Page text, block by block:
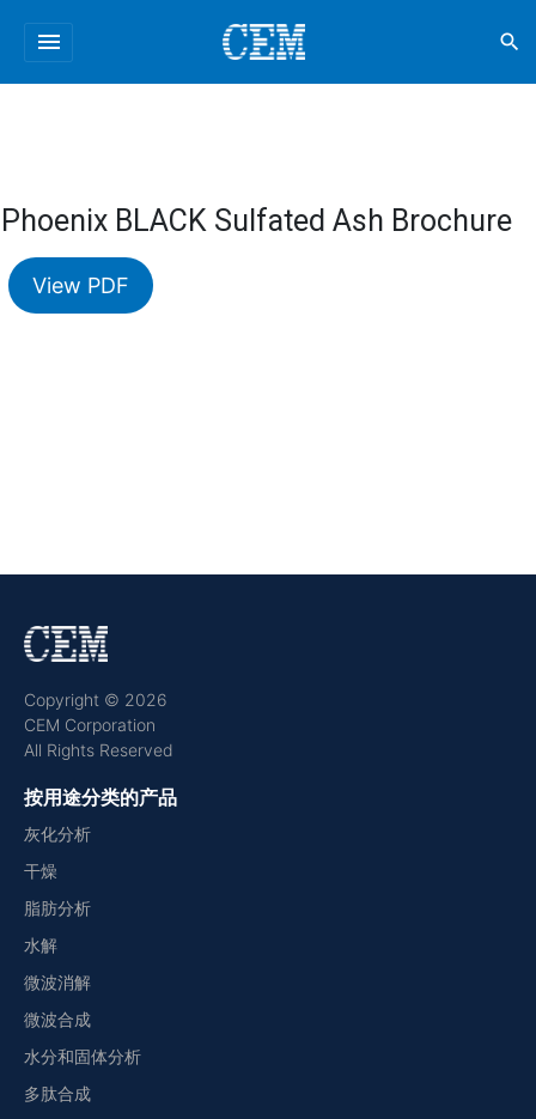
menu search
Phoenix BLACK Sulfated Ash Brochure
View PDF
Copyright © 2026
CEM Corporation
All Rights Reserved
按用途分类的产品
灰化分析
干燥
脂肪分析
水解
微波消解
微波合成
水分和固体分析
多肽合成